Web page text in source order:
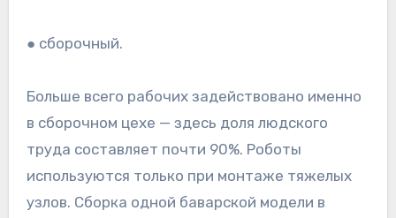
● сборочный.
Больше всего рабочих задействовано именно
в сборочном цехе — здесь доля людского
труда составляет почти 90%. Роботы
используются только при монтаже тяжелых
узлов. Сборка одной баварской модели в